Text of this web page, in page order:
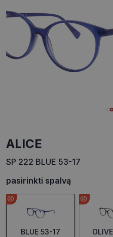
ALICE
SP 222 BLUE 53-17
pasirinkti spalvą
BLUE 53-17